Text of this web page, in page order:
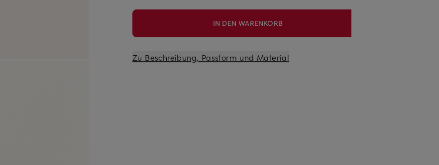
IN DEN WARENKORB
Zu Beschreibung, Passform und Material